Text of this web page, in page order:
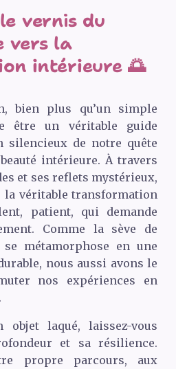
vernis du
vers la
intérieure 🌅
bien plus qu’un simple
être un véritable guide
silencieux de notre quête
intérieure. À travers
et ses reflets mystérieux,
la véritable transformation
patient, qui demande
Comme la sève de
métamorphose en une
nous aussi avons le
nos expériences en
objet laqué, laissez-vous
et sa résilience.
propre parcours, aux